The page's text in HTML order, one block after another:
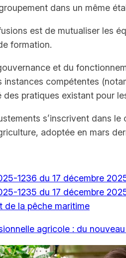
dans un même
est de mutualiser les
formation.
et du
instances compétentes
pratiques existant pour
s’inscrivent dans
adoptée en mars
1236 du 17 décembre
1235 du 17 décembre
de la pêche maritime
agricole : du nouveau